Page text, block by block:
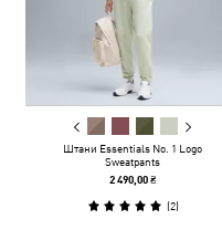
Штани Essentials No. 1 Logo
Sweatpants
2 490,00 ₴
(2)